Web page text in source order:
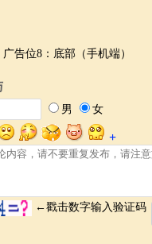
广告位8：底部（手机端）